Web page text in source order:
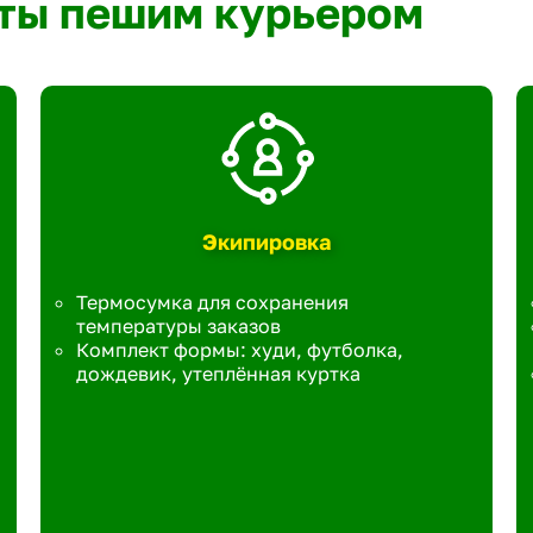
пешим курьером
Экипировка
Термосумка для сохранения
температуры заказов
Комплект формы: худи, футболка,
дождевик, утеплённая куртка